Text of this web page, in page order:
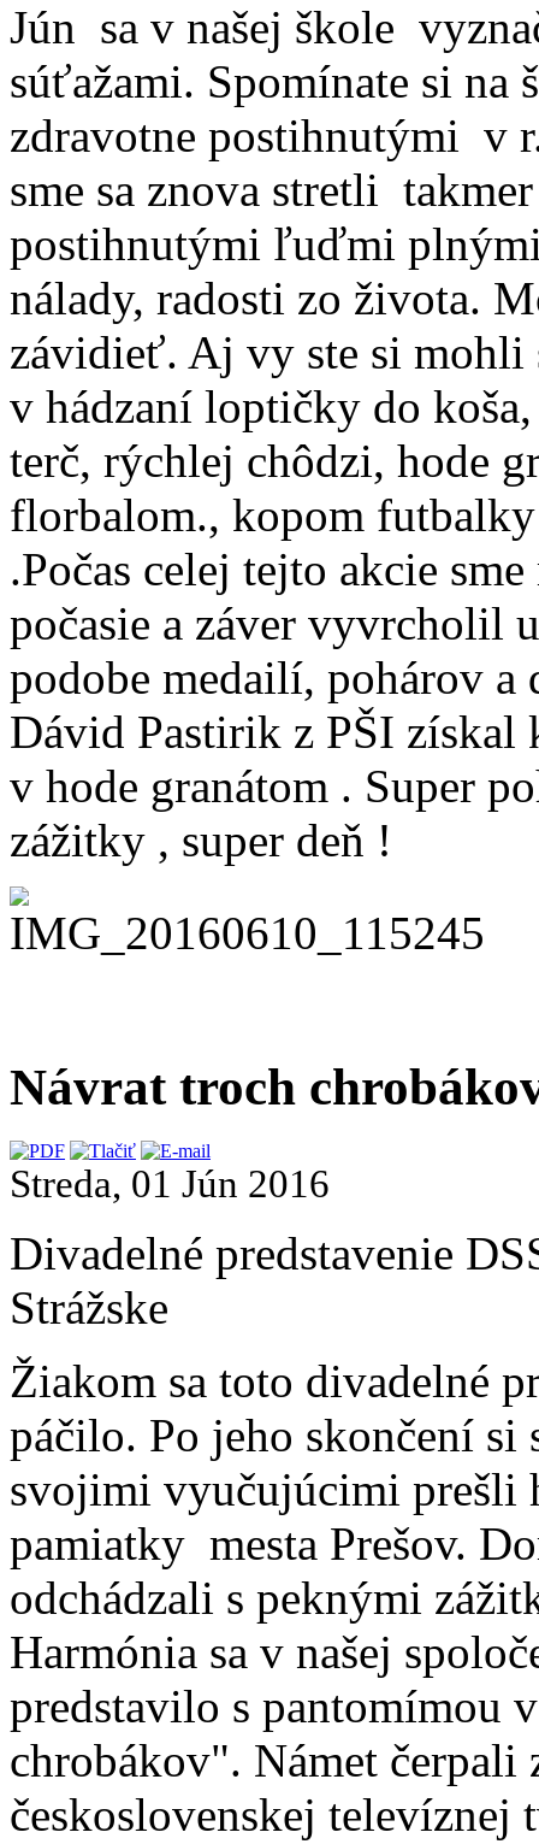
Jún sa v našej škole
súťažami. Spomínate si na
zdravotne postihnutými v
sme sa znova stretli
postihnutými ľuďmi
nálady, radosti zo života.
závidieť. Aj vy ste si
v hádzaní loptičky do
terč, rýchlej chôdzi, hode
florbalom., kopom
.Počas celej tejto akcie
počasie a záver vyvrcholil
podobe medailí, pohárov a
Dávid Pastirik z PŠI získal
v hode granátom . Super
zážitky , super deň !
Návrat troch
Streda, 01 Jún 2016
Divadelné predstavenie
Strážske
Žiakom sa toto divadelné
páčilo. Po jeho skončení si
svojimi vyučujúcimi prešli
pamiatky mesta Prešov.
odchádzali s peknými
Harmónia sa v našej
predstavilo s pantomímou
chrobákov". Námet čerpali
československej televíznej